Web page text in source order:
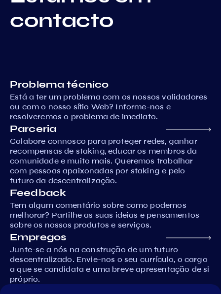
contacto
Problema técnico
Está a ter um problema com os nossos validadores
ou com o nosso sítio Web? Informe-nos e
resolveremos o problema de imediato.
Parceria
Colabore connosco para proteger redes, ganhar
recompensas de staking, educar os membros da
comunidade e muito mais. Queremos trabalhar
com pessoas apaixonadas por staking e pelo
futuro da descentralização.
Feedback
Tem algum comentário sobre como podemos
melhorar? Partilhe as suas ideias e pensamentos
sobre os nossos produtos e serviços.
Empregos
Junte-se a nós na construção de um futuro
descentralizado. Envie-nos o seu currículo, o cargo
a que se candidata e uma breve apresentação de si
próprio.